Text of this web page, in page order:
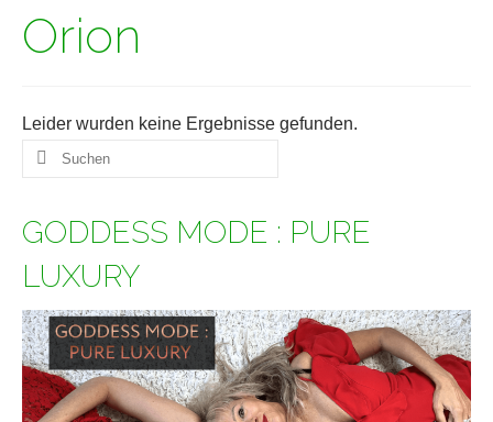
Onlinekurse
Orion
Leider wurden keine Ergebnisse gefunden.
Suchen
nach:
GODDESS MODE : PURE
LUXURY